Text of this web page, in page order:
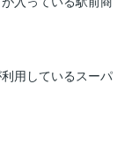
用しているスーパ